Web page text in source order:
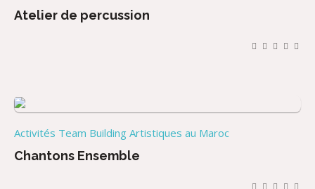
Atelier de percussion
Activités Team Building Artistiques au Maroc
Chantons Ensemble